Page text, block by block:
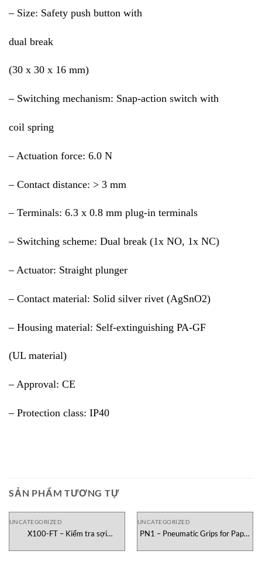
– Size: Safety push button with
dual break
(30 x 30 x 16 mm)
– Switching mechanism: Snap-action switch with
coil spring
– Actuation force: 6.0 N
– Contact distance: > 3 mm
– Terminals: 6.3 x 0.8 mm plug-in terminals
– Switching scheme: Dual break (1x NO, 1x NC)
– Actuator: Straight plunger
– Contact material: Solid silver rivet (AgSnO2)
– Housing material: Self-extinguishing PA-GF
(UL material)
– Approval: CE
– Protection class: IP40
SẢN PHẨM TƯƠNG TỰ
UNCATEGORIZED
X100-FT – Kiểm tra sợi
UNCATEGORIZED
PN1 – Pneumatic Grips for Paper